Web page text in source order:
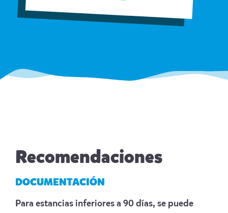
Recomendaciones
DOCUMENTACIÓN
Para estancias inferiores a 90 días, se puede